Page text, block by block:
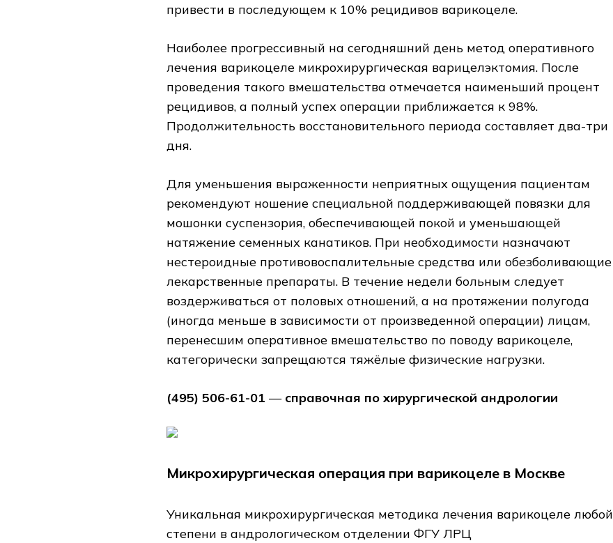
привести в последующем к 10% рецидивов варикоцеле.
Наиболее прогрессивный на сегодняшний день метод оперативного
лечения варикоцеле микрохирургическая варицелэктомия. После
проведения такого вмешательства отмечается наименьший процент
рецидивов, а полный успех операции приближается к 98%.
Продолжительность восстановительного периода составляет два-три
дня.
Для уменьшения выраженности неприятных ощущения пациентам
рекомендуют ношение специальной поддерживающей повязки для
мошонки суспензория, обеспечивающей покой и уменьшающей
натяжение семенных канатиков. При необходимости назначают
нестероидные противовоспалительные средства или обезболивающие
лекарственные препараты. В течение недели больным следует
воздерживаться от половых отношений, а на протяжении полугода
(иногда меньше в зависимости от произведенной операции) лицам,
перенесшим оперативное вмешательство по поводу варикоцеле,
категорически запрещаются тяжёлые физические нагрузки.
(495) 506-61-01 — справочная по хирургической андрологии
Микрохирургическая операция при варикоцеле в Москве
Уникальная микрохирургическая методика лечения варикоцеле любой
степени в андрологическом отделении ФГУ ЛРЦ